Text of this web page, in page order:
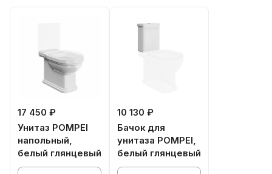
17 450 ₽
Унитаз POMPEI
напольный,
белый глянцевый
10 130 ₽
Бачок для
унитаза POMPEI,
белый глянцевый